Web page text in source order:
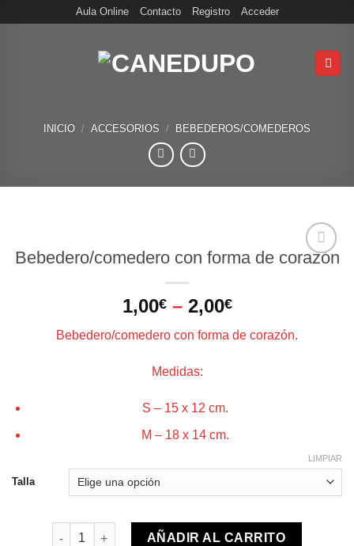
Aula Online Contacto Registro Acceder
INICIO / ACCESORIOS / BEBEDEROS/COMEDEROS
Bebedero/comedero con forma de corazón
1,00€– 2,00€
Bebedero/comedero con forma de corazón.
Medidas:
S – 15 x 12 cm.
M – 18 x 14 cm.
Talla
LIMPIAR
Bebedero/comedero con forma de corazón cantidad
AÑADIR AL CARRITO